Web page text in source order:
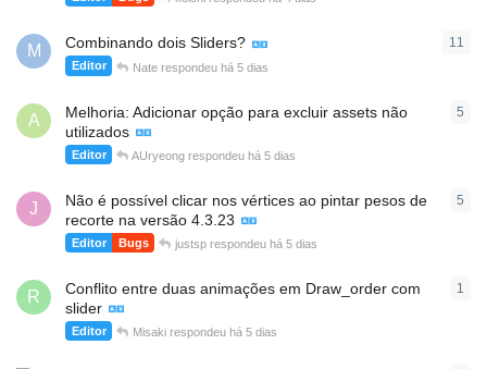
M Combinando dois Sliders?
Editor Nate respondeu há 5 dias
11
A
Melhoria: Adicionar opção para excluir assets não
utilizados
Editor AUryeong respondeu há 5 dias
5
J
Não é possível clicar nos vértices ao pintar pesos de
recorte na versão 4.3.23
Editor Bugs justsp respondeu há 5 dias
5
R
Conflito entre duas animações em Draw_order com
slider
Editor Misaki respondeu há 5 dias
1